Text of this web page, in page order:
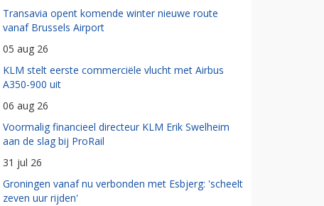
Transavia opent komende winter nieuwe route
vanaf Brussels Airport
05 aug 26
KLM stelt eerste commerciële vlucht met Airbus
A350-900 uit
06 aug 26
Voormalig financieel directeur KLM Erik Swelheim
aan de slag bij ProRail
31 jul 26
Groningen vanaf nu verbonden met Esbjerg: 'scheelt
zeven uur rijden'